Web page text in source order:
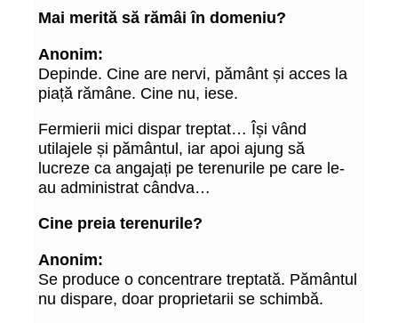
Mai merită să rămâi în domeniu?
Anonim:
Depinde. Cine are nervi, pământ și acces la
piață rămâne. Cine nu, iese.
Fermierii mici dispar treptat… Își vând
utilajele și pământul, iar apoi ajung să
lucreze ca angajați pe terenurile pe care le-
au administrat cândva…
Cine preia terenurile?
Anonim:
Se produce o concentrare treptată. Pământul
nu dispare, doar proprietarii se schimbă.